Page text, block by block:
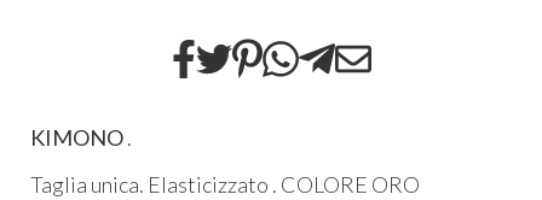
KIMONO.
Taglia unica. Elasticizzato . COLORE ORO